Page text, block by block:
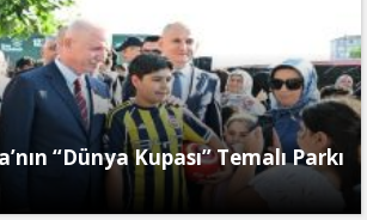
“Dünya Kupası” Temalı Parkı